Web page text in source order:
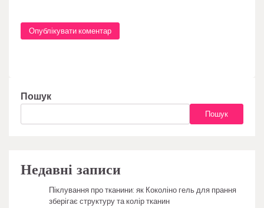
Пошук
Пошук
Недавні записи
Піклування про тканини: як Коколіно гель для прання
зберігає структуру та колір тканин